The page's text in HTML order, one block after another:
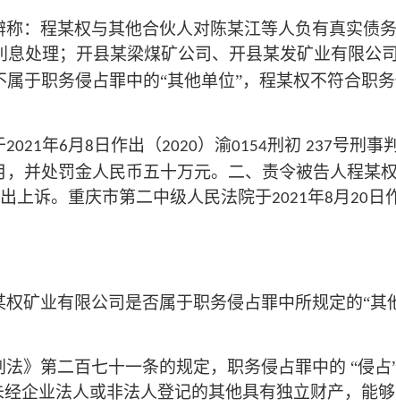
：程某权与其他合伙人对陈某江等人负有真实债
息处理；开县某梁煤矿公司、开县某发矿业有限公
于职务侵占罪中的“其他单位”，程某权不符合职
2021年6月 8 日作出（2020）渝0154刑初 237号刑事
并处罚金人民币五十万元。二、责令被告人程某
上诉。重庆市第二中级人民法院于2021年8月 20 日
矿业有限公司是否属于职务侵占罪中所规定的“其
》第二百七十一条的规定，职务侵占罪中的 “侵
企业法人或非法人登记的其他具有独立财产，能